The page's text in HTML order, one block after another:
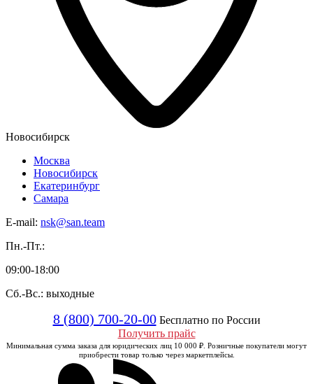
Новосибирск
Москва
Новосибирск
Екатеринбург
Самара
E-mail: nsk@san.team
Пн.-Пт.:
09:00-18:00
Сб.-Вс.: выходные
8 (800) 700-20-00 Бесплатно по России
Получить прайс
Минимальная сумма заказа для юридических лиц 10 000 ₽. Розничные покупатели могут
приобрести товар только через маркетплейсы.